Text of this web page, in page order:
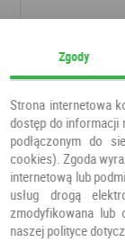
Zgody
Strona internetowa
dostęp do informacji
podłączonym do
cookies). Zgoda
internetową lub
usług drogą
zmodyfikowana lub
naszej polityce